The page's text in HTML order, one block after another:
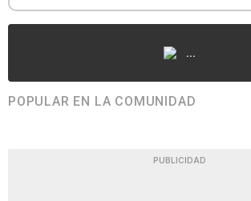
...
POPULAR EN LA COMUNIDAD
PUBLICIDAD